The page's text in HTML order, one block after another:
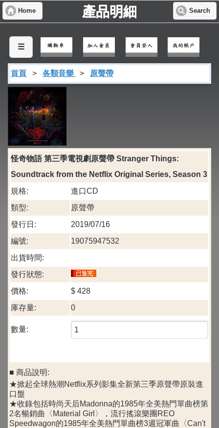
Home 產品明細 Search
☰
首頁 > 各類音樂 > 原聲帶
怪奇物語 第三季電視劇原聲帶 Stranger Things:
Soundtrack from the Netflix Original Series, Season 3
規格:
進口CD
類型:
原聲帶
發行日:
2019/07/16
編號:
19075947532
出貨時間:
發行狀態:
價格:
$ 428
庫存量:
0
數量:
■ 商品說明:
★掀起全球熱潮Netflix系列影集全新第三季原聲帶原裝進
口盤
★收錄包括時尚天后Madonna的1985年全美熱門單曲榜第
2名暢銷曲〈Material Girl〉，流行搖滾樂團REO
Speedwagon的1985年全美熱門單曲榜3週冠軍曲〈Can't